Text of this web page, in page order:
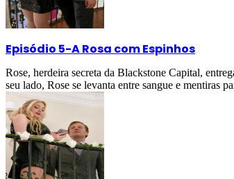
Episódio 5-A Rosa com Espinhos
Rose, herdeira secreta da Blackstone Capital,
seu lado, Rose se levanta entre sangue e mentiras